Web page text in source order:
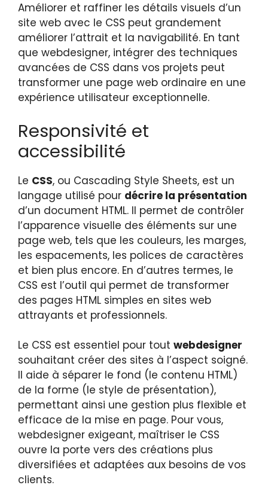
Améliorer et raffiner les détails visuels d’un
site web avec le CSS peut grandement
améliorer l’attrait et la navigabilité. En tant
que webdesigner, intégrer des techniques
avancées de CSS dans vos projets peut
transformer une page web ordinaire en une
expérience utilisateur exceptionnelle.
Responsivité et
accessibilité
Le CSS, ou Cascading Style Sheets, est un
langage utilisé pour décrire la présentation
d’un document HTML. Il permet de contrôler
l’apparence visuelle des éléments sur une
page web, tels que les couleurs, les marges,
les espacements, les polices de caractères
et bien plus encore. En d’autres termes, le
CSS est l’outil qui permet de transformer
des pages HTML simples en sites web
attrayants et professionnels.
Le CSS est essentiel pour tout webdesigner
souhaitant créer des sites à l’aspect soigné.
Il aide à séparer le fond (le contenu HTML)
de la forme (le style de présentation),
permettant ainsi une gestion plus flexible et
efficace de la mise en page. Pour vous,
webdesigner exigeant, maîtriser le CSS
ouvre la porte vers des créations plus
diversifiées et adaptées aux besoins de vos
clients.